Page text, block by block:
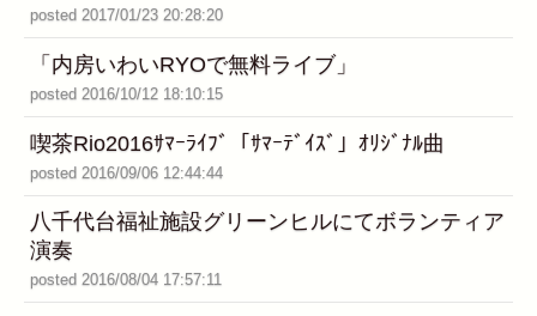
posted 2017/01/23 20:28:20
「内房いわいRYOで無料ライブ」
posted 2016/10/12 18:10:15
喫茶Rio2016ｻﾏｰﾗｲﾌﾞ「ｻﾏｰﾃﾞｲｽﾞ」ｵﾘｼﾞﾅﾙ曲
posted 2016/09/06 12:44:44
八千代台福祉施設グリーンヒルにてボランティア
演奏
posted 2016/08/04 17:57:11